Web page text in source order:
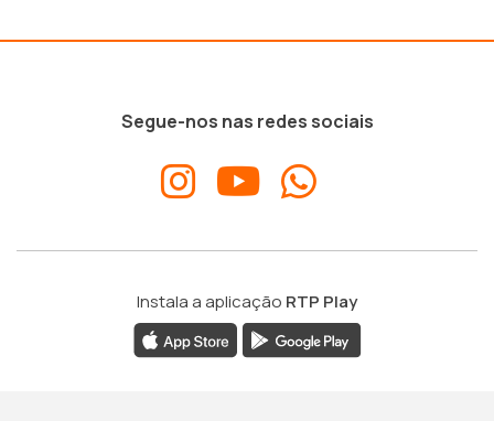
Segue-nos nas redes sociais
Instala a aplicação RTP Play